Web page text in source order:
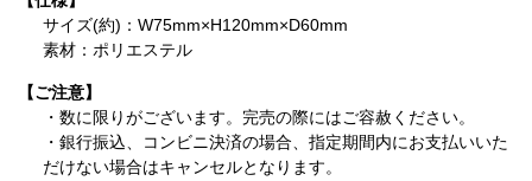
サイズ(約)：W75mm×H120mm×D60mm
素材：ポリエステル
【ご注意】
・数に限りがございます。完売の際にはご容赦ください。
・銀行振込、コンビニ決済の場合、指定期間内にお支払いいた
だけない場合はキャンセルとなります。